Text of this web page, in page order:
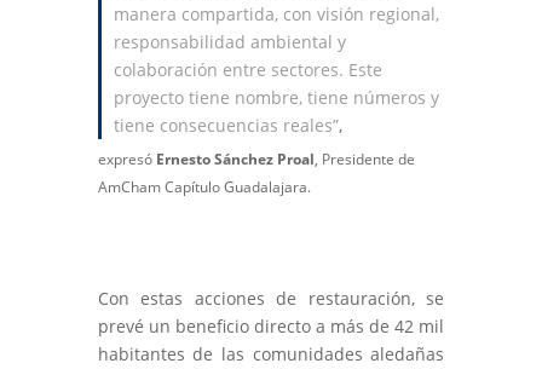
manera compartida, con visión regional,
responsabilidad ambiental y
colaboración entre sectores. Este
proyecto tiene nombre, tiene números y
tiene consecuencias reales”,
expresó Ernesto Sánchez Proal, Presidente de
AmCham Capítulo Guadalajara.
Con estas acciones de restauración, se
prevé un beneficio directo a más de 42 mil
habitantes de las comunidades aledañas